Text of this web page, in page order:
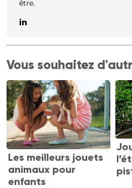
être.
Vous souhaitez
Les meilleurs jouets
animaux pour
enfants